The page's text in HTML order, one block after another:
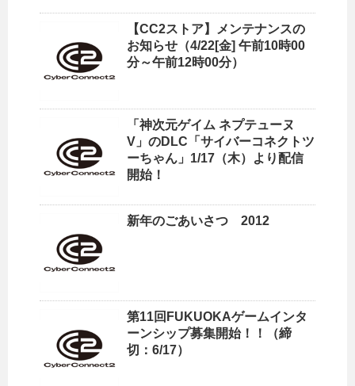
【CC2ストア】メンテナンスの
お知らせ（4/22[金] 午前10時00
分～午前12時00分）
「神次元ゲイム ネプテューヌ
V」のDLC「サイバーコネクトツ
ーちゃん」1/17（木）より配信
開始！
新年のごあいさつ 2012
第11回FUKUOKAゲームインタ
ーンシップ募集開始！！（締
切：6/17）